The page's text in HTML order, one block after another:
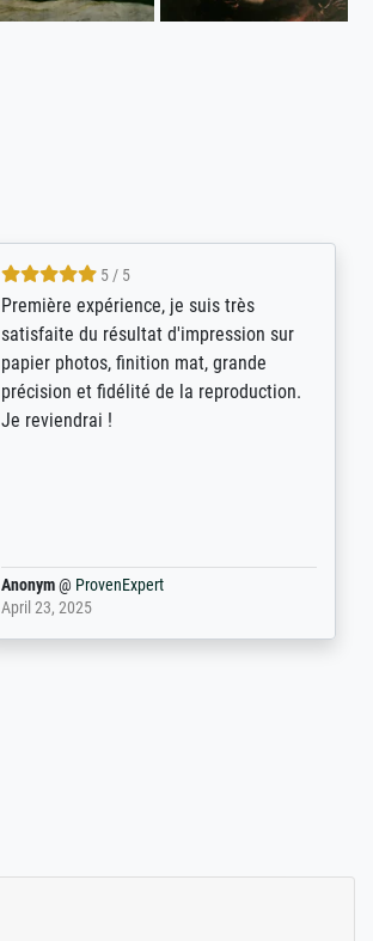
4.8 / 5
Qualité absolument irréprochable.
Extraordinaire diversité des thèmes
abordés et personnalisation des
demandes (recadrage, réajustement des
couleurs). Relation clientèle parfaite.
Anonym@ ProvenExpert
March 31, 2025